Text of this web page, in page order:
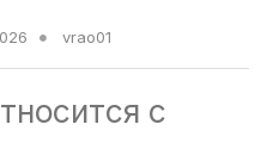
vrao01
с